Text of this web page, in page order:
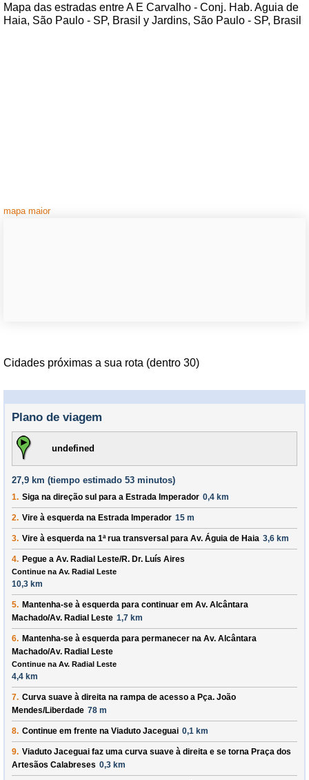
Mapa das estradas entre A E Carvalho - Conj. Hab. Aguia de
Haia, São Paulo - SP, Brasil y Jardins, São Paulo - SP, Brasil
mapa maior
Cidades próximas a sua rota (dentro 30)
Plano de viagem
undefined
27,9 km (tiempo estimado 53 minutos)
1. Siga na direção sul para a Estrada Imperador 0,4 km
2. Vire à esquerda na Estrada Imperador 15 m
3. Vire à esquerda na 1ª rua transversal para Av. Águia de Haia 3,6 km
4. Pegue a Av. Radial Leste/R. Dr. Luís Aires
Continue na Av. Radial Leste
10,3 km
5. Mantenha-se à esquerda para continuar em Av. Alcântara
Machado/Av. Radial Leste 1,7 km
6. Mantenha-se à esquerda para permanecer na Av. Alcântara
Machado/Av. Radial Leste
Continue na Av. Radial Leste
4,4 km
7. Curva suave à direita na rampa de acesso a Pça. João
Mendes/Liberdade 78 m
8. Continue em frente na Viaduto Jaceguai 0,1 km
9. Viaduto Jaceguai faz uma curva suave à direita e se torna Praça dos
Artesãos Calabreses 0,3 km